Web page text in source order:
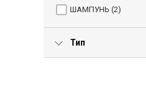
ШАМПУНЬ (2)
Тип